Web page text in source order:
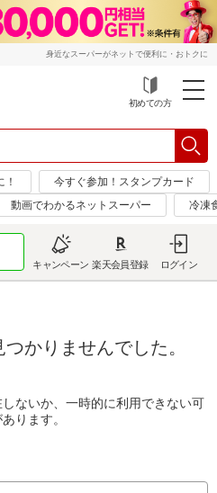
身近なスーパーがネットで便利に・おトクに
初めての方
今すぐ参加！スタンプカード
動画でわかるネットスーパー 冷凍
キャンペーン 楽天会員登録 ログイン
かりませんでした。
ないか、一時的に利用できない可
ります。